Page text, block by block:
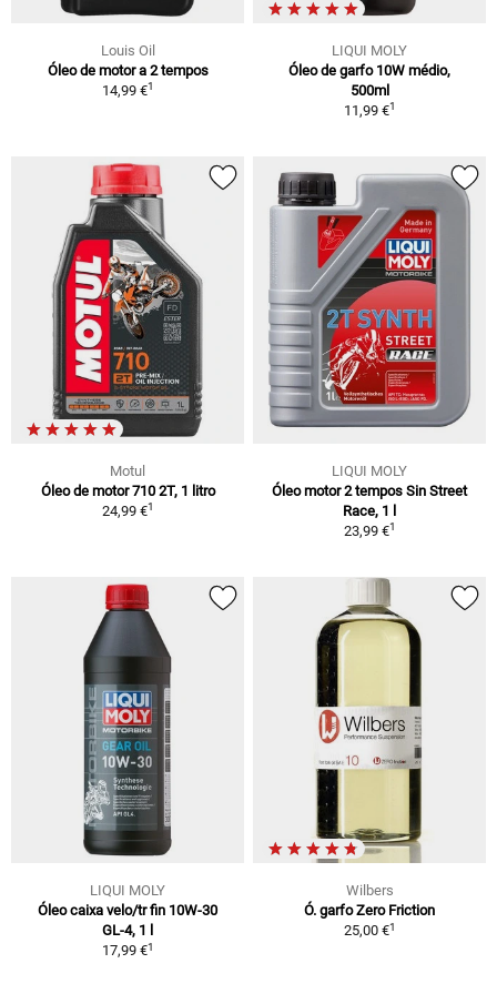
Louis Oil
Óleo de motor a 2 tempos
14,99 €1
LIQUI MOLY
Óleo de garfo 10W médio,
500ml
11,99 €1
Motul
Óleo de motor 710 2T, 1 litro
24,99 €1
LIQUI MOLY
Óleo motor 2 tempos Sin Street
Race, 1 l
23,99 €1
LIQUI MOLY
Óleo caixa velo/tr fin 10W-30
GL-4, 1 l
17,99 €1
Wilbers
Ó. garfo Zero Friction
25,00 €1